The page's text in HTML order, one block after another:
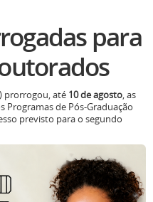
para
prorrogou, até 10 de agosto, as
Programas de Pós-Graduação
previsto para o segundo